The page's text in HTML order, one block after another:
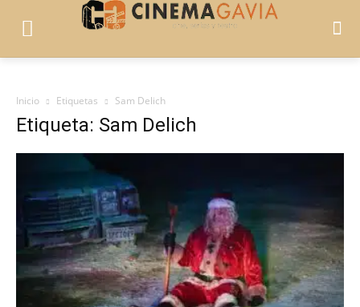
Inicio Etiquetas Sam Delich
Etiqueta: Sam Delich